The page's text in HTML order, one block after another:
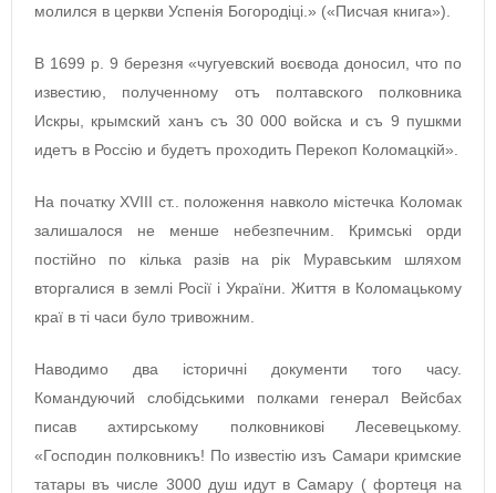
молился в церкви Успенія Богородіці.» («Писчая книга»).
В 1699 р. 9 березня «чугуевский воєвода доносил, что по
известию, полученному отъ полтавского полковника
Искры, крымский ханъ съ 30 000 войска и съ 9 пушкми
идетъ в Россію и будетъ проходить Перекоп Коломацкій».
На початку XVIII ст.. положення навколо містечка Коломак
залишалося не менше небезпечним. Кримські орди
постійно по кілька разів на рік Муравським шляхом
вторгалися в землі Росії і України. Життя в Коломацькому
краї в ті часи було тривожним.
Наводимо два історичні документи того часу.
Командуючий слобідськими полками генерал Вейсбах
писав ахтирському полковникові Лесевецькому.
«Господин полковникъ! По известію изъ Самари кримские
татары въ числе 3000 душ идут в Самару ( фортеця на